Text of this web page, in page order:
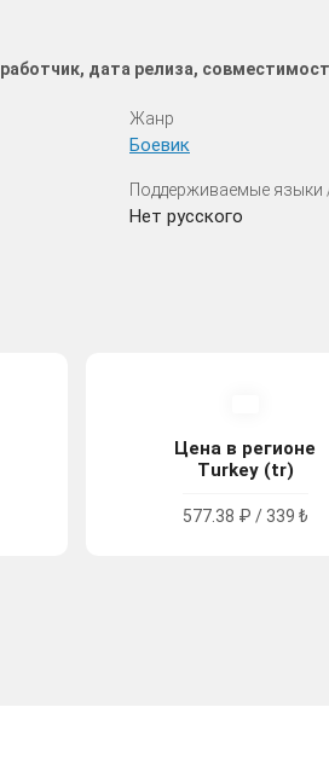
дата релиза,
Жанр
Боевик
Поддерживаемые языки
Нет русского
Цена в регионе
Turkey (tr)
577.38 ₽ / 339 ₺